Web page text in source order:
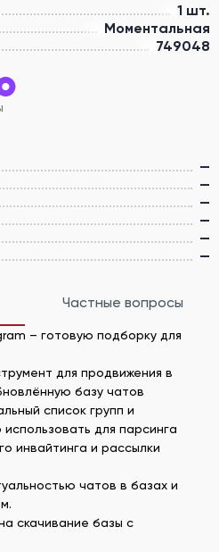
1 шт.
Моментальная
749048
—
—
—
—
—
—
Частные вопросы
– готовую подборку для
для продвижения в
базу чатов
список групп и
для парсинга
инвайтинга и рассылки
чатов в базах и
скачивание базы с